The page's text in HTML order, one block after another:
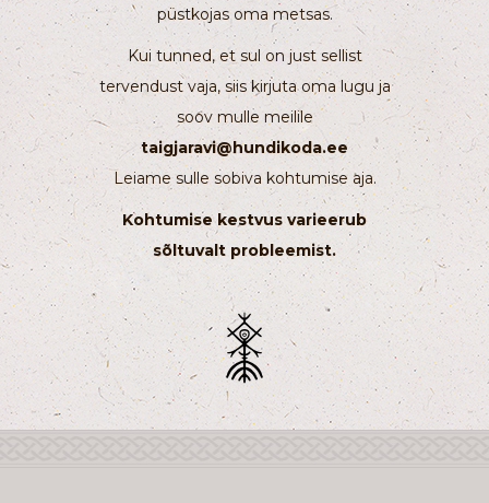
püstkojas oma metsas.
Kui tunned, et sul on just sellist
tervendust vaja, siis kirjuta oma lugu ja
soov mulle meilile
taigjaravi@hundikoda.ee
Leiame sulle sobiva kohtumise aja.
Kohtumise kestvus varieerub
sõltuvalt probleemist.